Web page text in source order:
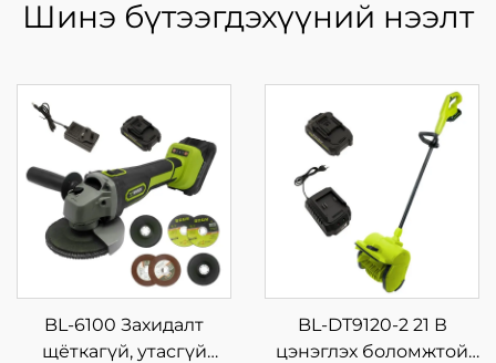
Шинэ бүтээгдэхүүний нээлт
BL-6100 Захидалт
щёткагүй, утасгүй
BL-DT9120-2 21 В
цэнэглэх боломжтой